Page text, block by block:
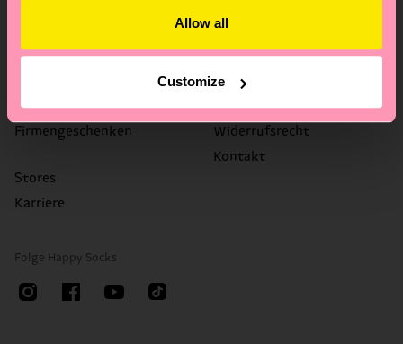
Allow all
Customize
Über uns
Nachhaltigkeit
Firmengeschenken
Stores
Karriere
Hilfe
FAQ's
Versandzeit/Versandkosten
Retouren
Widerrufsrecht
Kontakt
Folge Happy Socks